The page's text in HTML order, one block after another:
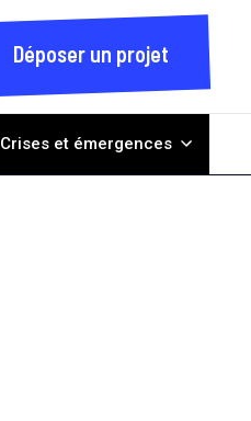
Déposer un projet
Crises et émergences